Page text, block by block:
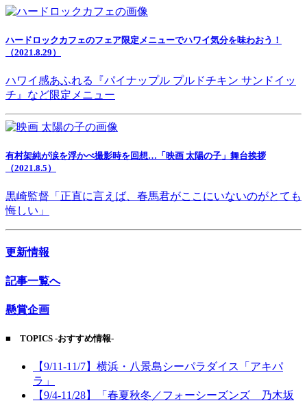
ハードロックカフェのフェア限定メニューでハワイ気分を味わおう！
（2021.8.29）
ハワイ感あふれる『パイナップル プルドチキン サンドイッ
チ』など限定メニュー
有村架純が涙を浮かべ撮影時を回想…「映画 太陽の子」舞台挨拶
（2021.8.5）
黒崎監督「正直に言えば、春馬君がここにいないのがとても
悔しい」
更新情報
記事一覧へ
懸賞企画
■ TOPICS -おすすめ情報-
【9/11-11/7】横浜・八景島シーパラダイス「アキパ
ラ」
【9/4-11/28】「春夏秋冬／フォーシーズンズ 乃木坂